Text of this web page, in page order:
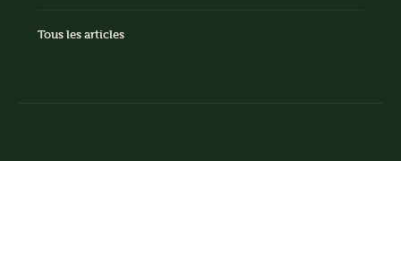
Tous les articles